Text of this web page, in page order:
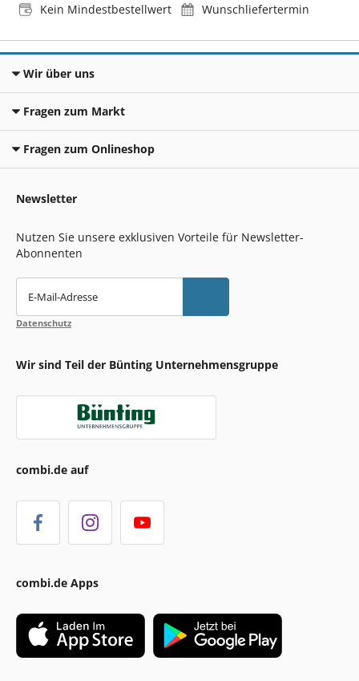
Kein Mindestbestellwert
Wunschliefertermin
Wir über uns
Fragen zum Markt
Fragen zum Onlineshop
Newsletter
Nutzen Sie unsere exklusiven Vorteile für Newsletter-
Abonnenten
E-Mail-Adresse
Datenschutz
Wir sind Teil der Bünting Unternehmensgruppe
combi.de auf
combi.de Apps